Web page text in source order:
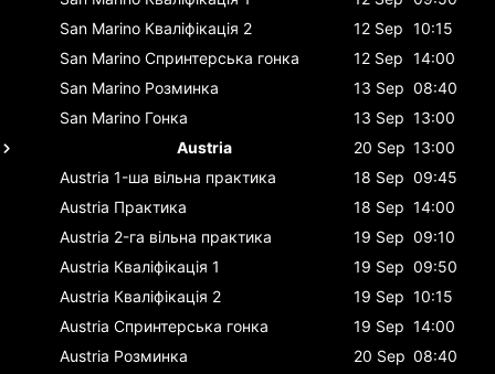
San Marino Кваліфікація 2 12 Sep 10:15
San Marino Спринтерська гонка 12 Sep 14:00
San Marino Розминка 13 Sep 08:40
San Marino Гонка 13 Sep 13:00
Austria
20 Sep 13:00
Austria 1-ша вільна практика 18 Sep 09:45
Austria Практика 18 Sep 14:00
Austria 2-га вільна практика 19 Sep 09:10
Austria Кваліфікація 1 19 Sep 09:50
Austria Кваліфікація 2 19 Sep 10:15
Austria Спринтерська гонка 19 Sep 14:00
Austria Розминка 20 Sep 08:40